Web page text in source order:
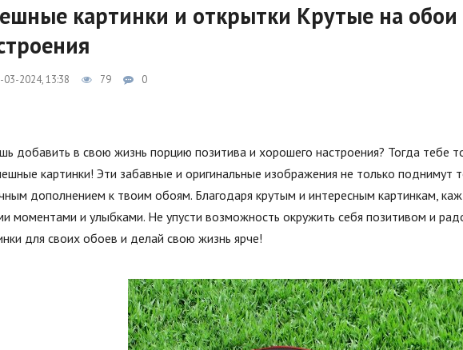
картинки и открытки Крутые на обои
03-2024, 13:38 79 0
добавить в свою жизнь порцию позитива и хорошего настроения? Тогда тебе
картинки! Эти забавные и оригинальные изображения не только поднимут
дополнением к твоим обоям. Благодаря крутым и интересным картинкам,
моментами и улыбками. Не упусти возможность окружить себя позитивом и
для своих обоев и делай свою жизнь ярче!